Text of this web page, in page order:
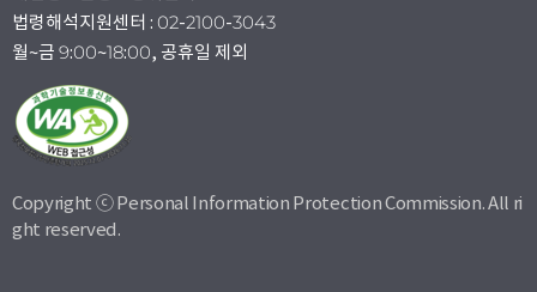
법령해석지원센터 : 02-2100-3043
월~금 9:00~18:00, 공휴일 제외
Copyright ⓒ Personal Information Protection Commission. All ri
ght reserved.